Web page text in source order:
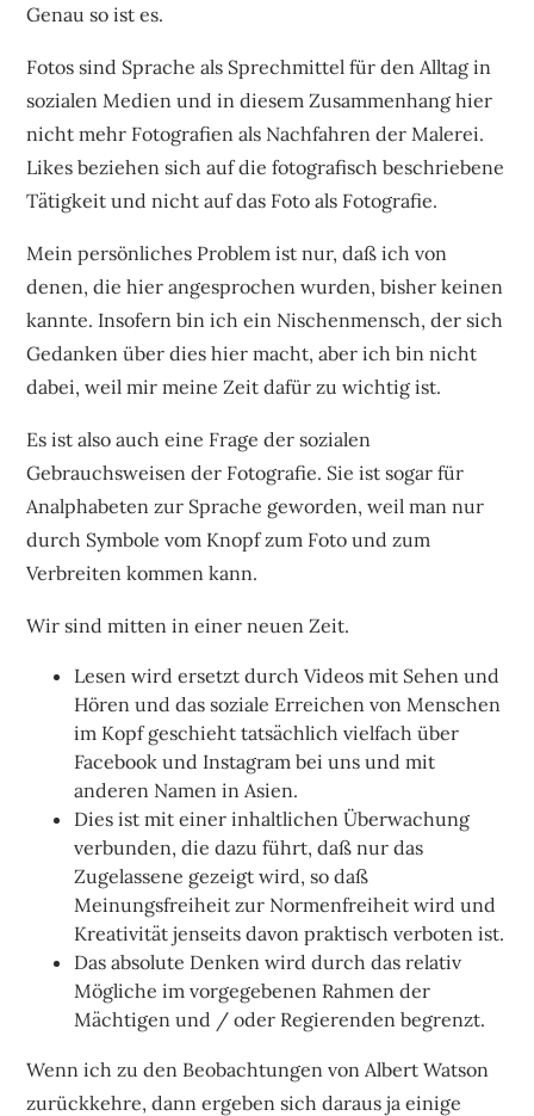
Genau so ist es.
Fotos sind Sprache als Sprechmittel für den Alltag in
sozialen Medien und in diesem Zusammenhang hier
nicht mehr Fotografien als Nachfahren der Malerei.
Likes beziehen sich auf die fotografisch beschriebene
Tätigkeit und nicht auf das Foto als Fotografie.
Mein persönliches Problem ist nur, daß ich von
denen, die hier angesprochen wurden, bisher keinen
kannte. Insofern bin ich ein Nischenmensch, der sich
Gedanken über dies hier macht, aber ich bin nicht
dabei, weil mir meine Zeit dafür zu wichtig ist.
Es ist also auch eine Frage der sozialen
Gebrauchsweisen der Fotografie. Sie ist sogar für
Analphabeten zur Sprache geworden, weil man nur
durch Symbole vom Knopf zum Foto und zum
Verbreiten kommen kann.
Wir sind mitten in einer neuen Zeit.
Lesen wird ersetzt durch Videos mit Sehen und
Hören und das soziale Erreichen von Menschen
im Kopf geschieht tatsächlich vielfach über
Facebook und Instagram bei uns und mit
anderen Namen in Asien.
Dies ist mit einer inhaltlichen Überwachung
verbunden, die dazu führt, daß nur das
Zugelassene gezeigt wird, so daß
Meinungsfreiheit zur Normenfreiheit wird und
Kreativität jenseits davon praktisch verboten ist.
Das absolute Denken wird durch das relativ
Mögliche im vorgegebenen Rahmen der
Mächtigen und / oder Regierenden begrenzt.
Wenn ich zu den Beobachtungen von Albert Watson
zurückkehre, dann ergeben sich daraus ja einige